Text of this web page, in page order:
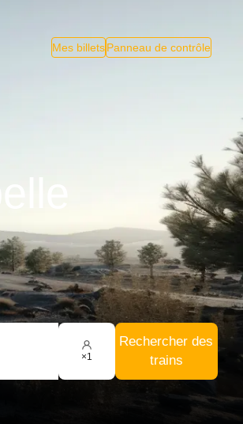
Mes billetsPanneau de contrôle
×1
Rechercher des
trains